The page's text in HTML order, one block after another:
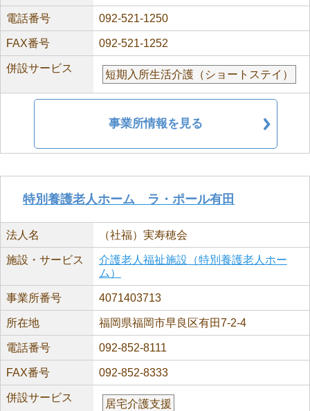
電話番号 092-521-1250
FAX番号 092-521-1252
併設サービス
短期入所生活介護（ショートステイ）
事業所情報を見る
特別養護老人ホーム ラ・ポール有田
法人名 （社福）実寿穂会
施設・サービス
介護老人福祉施設（特別養護老人ホー
ム）
事業所番号 4071403713
所在地 福岡県福岡市早良区有田7-2-4
電話番号 092-852-8111
FAX番号 092-852-8333
併設サービス
居宅介護支援